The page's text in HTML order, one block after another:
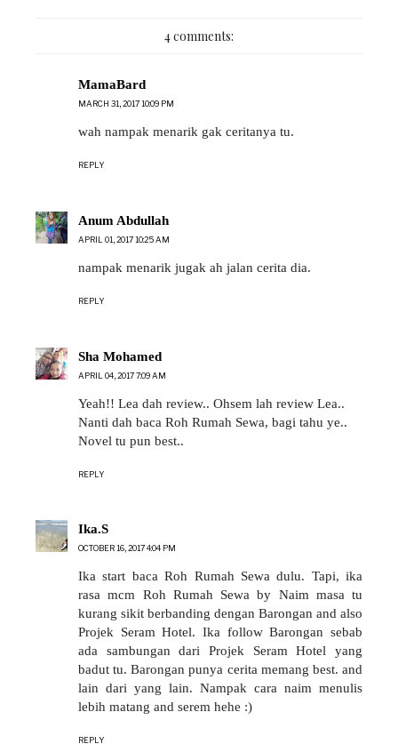
4 comments:
MamaBard
MARCH 31, 2017 10:09 PM
wah nampak menarik gak ceritanya tu.
REPLY
Anum Abdullah
APRIL 01, 2017 10:25 AM
nampak menarik jugak ah jalan cerita dia.
REPLY
Sha Mohamed
APRIL 04, 2017 7:09 AM
Yeah!! Lea dah review.. Ohsem lah review Lea..
Nanti dah baca Roh Rumah Sewa, bagi tahu ye..
Novel tu pun best..
REPLY
Ika.S
OCTOBER 16, 2017 4:04 PM
Ika start baca Roh Rumah Sewa dulu. Tapi, ika
rasa mcm Roh Rumah Sewa by Naim masa tu
kurang sikit berbanding dengan Barongan and also
Projek Seram Hotel. Ika follow Barongan sebab
ada sambungan dari Projek Seram Hotel yang
badut tu. Barongan punya cerita memang best. and
lain dari yang lain. Nampak cara naim menulis
lebih matang and serem hehe :)
REPLY